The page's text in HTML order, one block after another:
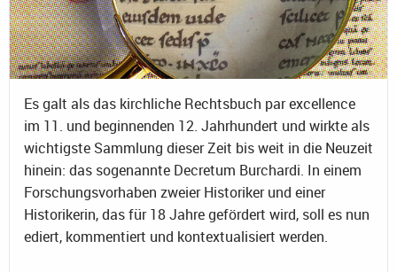
Es galt als das kirchliche Rechtsbuch par excellence
im 11. und beginnenden 12. Jahrhundert und wirkte als
wichtigste Sammlung dieser Zeit bis weit in die Neuzeit
hinein: das sogenannte Decretum Burchardi. In einem
Forschungsvorhaben zweier Historiker und einer
Historikerin, das für 18 Jahre gefördert wird, soll es nun
ediert, kommentiert und kontextualisiert werden.